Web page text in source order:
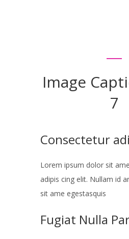
Image
7
Consectetur
Lorem ipsum dolor sit
adipis cing elit. Nullam id
sit ame egestasquis
Fugiat Nulla